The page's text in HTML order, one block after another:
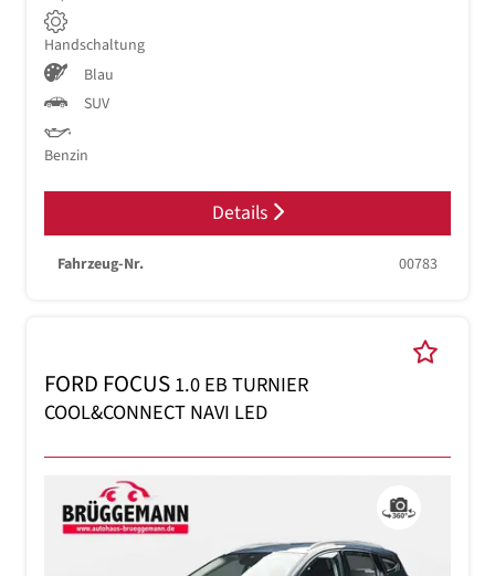
Handschaltung
Blau
SUV
Benzin
Details
Fahrzeug-Nr. 00783
FORD FOCUS1.0 EB TURNIER
COOL&CONNECT NAVI LED